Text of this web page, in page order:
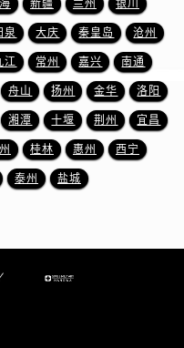
山东省潍坊市奎文区东风东街萧邦售后服务中心（需提前预约）
山东省枣庄市滕州市北辛路与善国路交叉口萧邦售后服务中心（需提前预约）
山东省淄博市张店区金晶大道萧邦售后服务中心（需提前预约）
上海市黄浦区南京东路299号宏伊国际广场写字楼8层806室萧邦售后服务中心（需提前预约）
上海市徐汇区虹桥路3号港汇中心2座37层3705室萧邦售后服务中心（需提前预约）
浙江省杭州市上城区钱江路1366号华润大厦A座5层503-5室萧邦售后服务中心（需提前预约）
新疆 兰州 银川
泉 大庆 秦皇岛 沧州
江 常州 嘉兴 南通
舟山 扬州 金华 洛阳
湘潭 十堰 荆州 宜昌
桂林 惠州 西宁
泰州 盐城